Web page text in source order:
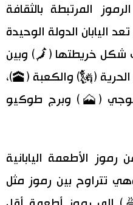
المرتبطة بالثقافة
اليابان الدولة الوحيدة
شكل خريطتها (🗾) وبين
(🗽) والكعبة (🕋)،
فوجي (🗻) وبرج طوكيو
الأطعمة اليابانية
تتراوح بين رموز مثل